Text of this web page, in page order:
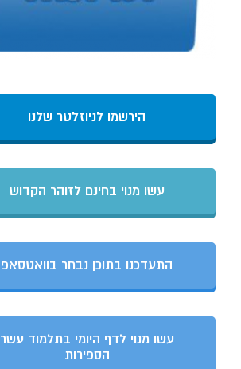
הירשמו לניוזלטר שלנו
עשו מנוי בחינם לזוהר הקדוש
התעדכנו בתוכן נבחר בוואטסאפ
עשו מנוי לדף היומי בתלמוד עשר
הספירות